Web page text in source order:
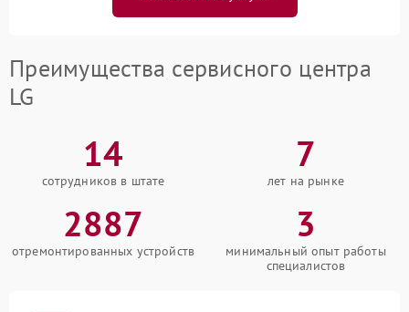
Преимущества сервисного центра
LG
14
сотрудников в штате
7
лет на рынке
2887
отремонтированных устройств
3
минимальный опыт работы
специалистов